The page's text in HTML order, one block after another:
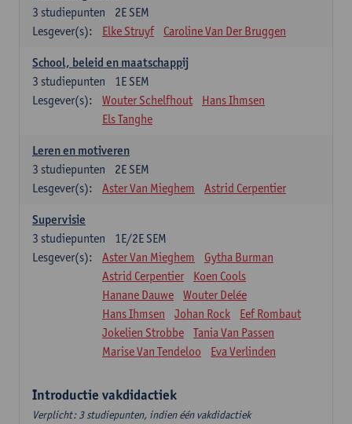
2E SEM
3 studiepunten
Lesgever(s):
Elke Struyf Caroline Van Der Bruggen
School, beleid en maatschappij
1E SEM
3 studiepunten
Lesgever(s):
Wouter Schelfhout
Hans Ihmsen
Els Tanghe
Leren en motiveren
2E SEM
3 studiepunten
Lesgever(s):
Aster Van Mieghem Astrid Cerpentier
Supervisie
1E/2E SEM
3 studiepunten
Lesgever(s):
Aster Van Mieghem
Gytha Burman
Astrid Cerpentier
Koen Cools
Hanane Dauwe
Wouter Delée
Hans Ihmsen
Johan Rock
Eef Rombaut
Jokelien Strobbe
Tania Van Passen
Marise Van Tendeloo
Eva Verlinden
Introductie vakdidactiek
Verplicht: 3 studiepunten, indien één vakdidactiek